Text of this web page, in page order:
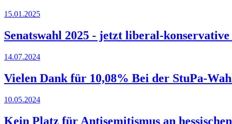
15.01.2025
Senatswahl 2025 - jetzt liberal-
14.07.2024
Vielen Dank für 10,08% Bei der StuPa-
10.05.2024
Kein Platz für Antisemitismus an